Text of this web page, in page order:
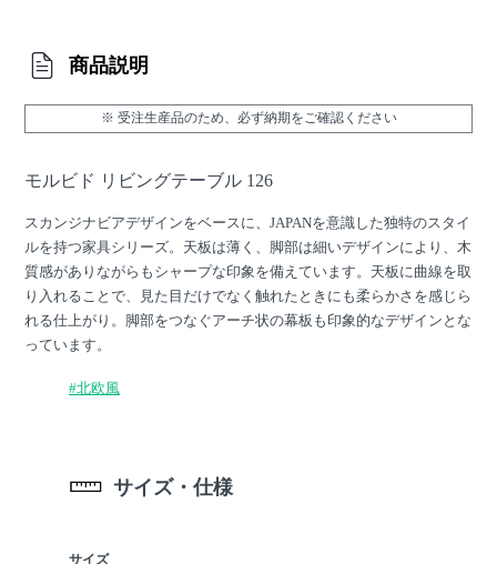
商品説明
※ 受注生産品のため、必ず納期をご確認ください
モルビド リビングテーブル 126
スカンジナビアデザインをベースに、JAPANを意識した独特のスタイ
ルを持つ家具シリーズ。天板は薄く、脚部は細いデザインにより、木
質感がありながらもシャープな印象を備えています。天板に曲線を取
り入れることで、見た目だけでなく触れたときにも柔らかさを感じら
れる仕上がり。脚部をつなぐアーチ状の幕板も印象的なデザインとな
っています。
#北欧風
サイズ・仕様
サイズ